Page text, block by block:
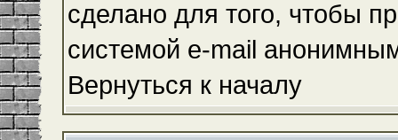
сделано для того, чтобы
системой e-mail
Вернуться к началу